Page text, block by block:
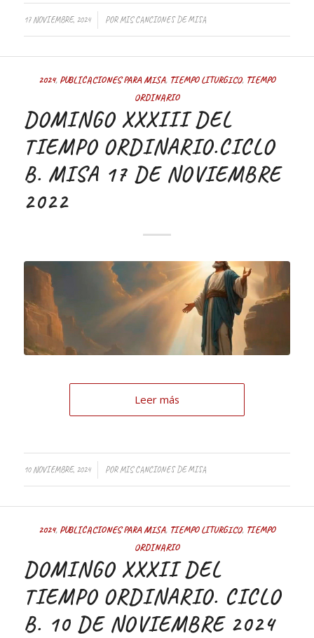
17 NOVIEMBRE, 2024 PORMIS CANCIONES DE MISA
2024, PUBLICACIONES PARA MISA, TIEMPO LITURGICO, TIEMPO
ORDINARIO
DOMINGO XXXIII DEL
TIEMPO ORDINARIO.CICLO
B. MISA 17 DE NOVIEMBRE
2022
Leer más
10 NOVIEMBRE, 2024 PORMIS CANCIONES DE MISA
2024, PUBLICACIONES PARA MISA, TIEMPO LITURGICO, TIEMPO
ORDINARIO
DOMINGO XXXII DEL
TIEMPO ORDINARIO. CICLO
B. 10 DE NOVIEMBRE 2024